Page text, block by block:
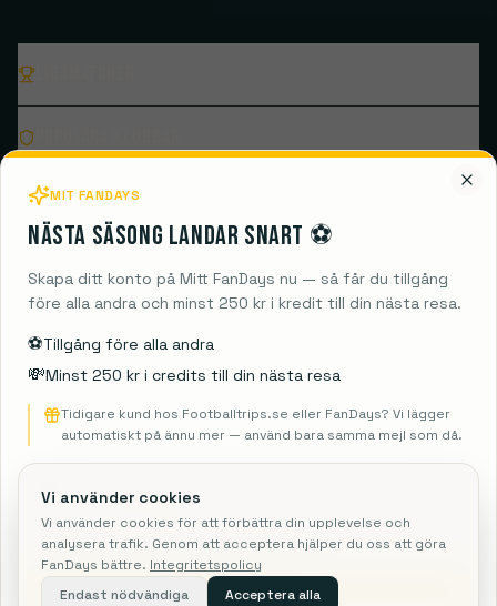
Destinationer
Rosendal 1C, 2860 Søborg
Rejsegarantifonden: 3350
© 2026 FanDays, en del av fodboldpakker.dk. Alla rättigheter
Villkor
Integritetspolicy
MIT FANDAYS
Nästa säsong landar snart ⚽️
Skapa ditt konto på Mitt FanDays nu — så får du tillgång
före alla andra och minst 250 kr i kredit till din nästa resa.
⚽️Tillgång före alla andra
💸Minst 250 kr i credits till din nästa resa
Tidigare kund hos Footballtrips.se eller FanDays? Vi lägger
automatiskt på ännu mer — använd bara samma mejl som då.
Skicka mig info
Vi använder cookies
Vi använder cookies för att förbättra din upplevelse och
analysera trafik. Genom att acceptera hjälper du oss att göra
FanDays bättre. Integritetspolicy
Endast nödvändiga
Acceptera alla